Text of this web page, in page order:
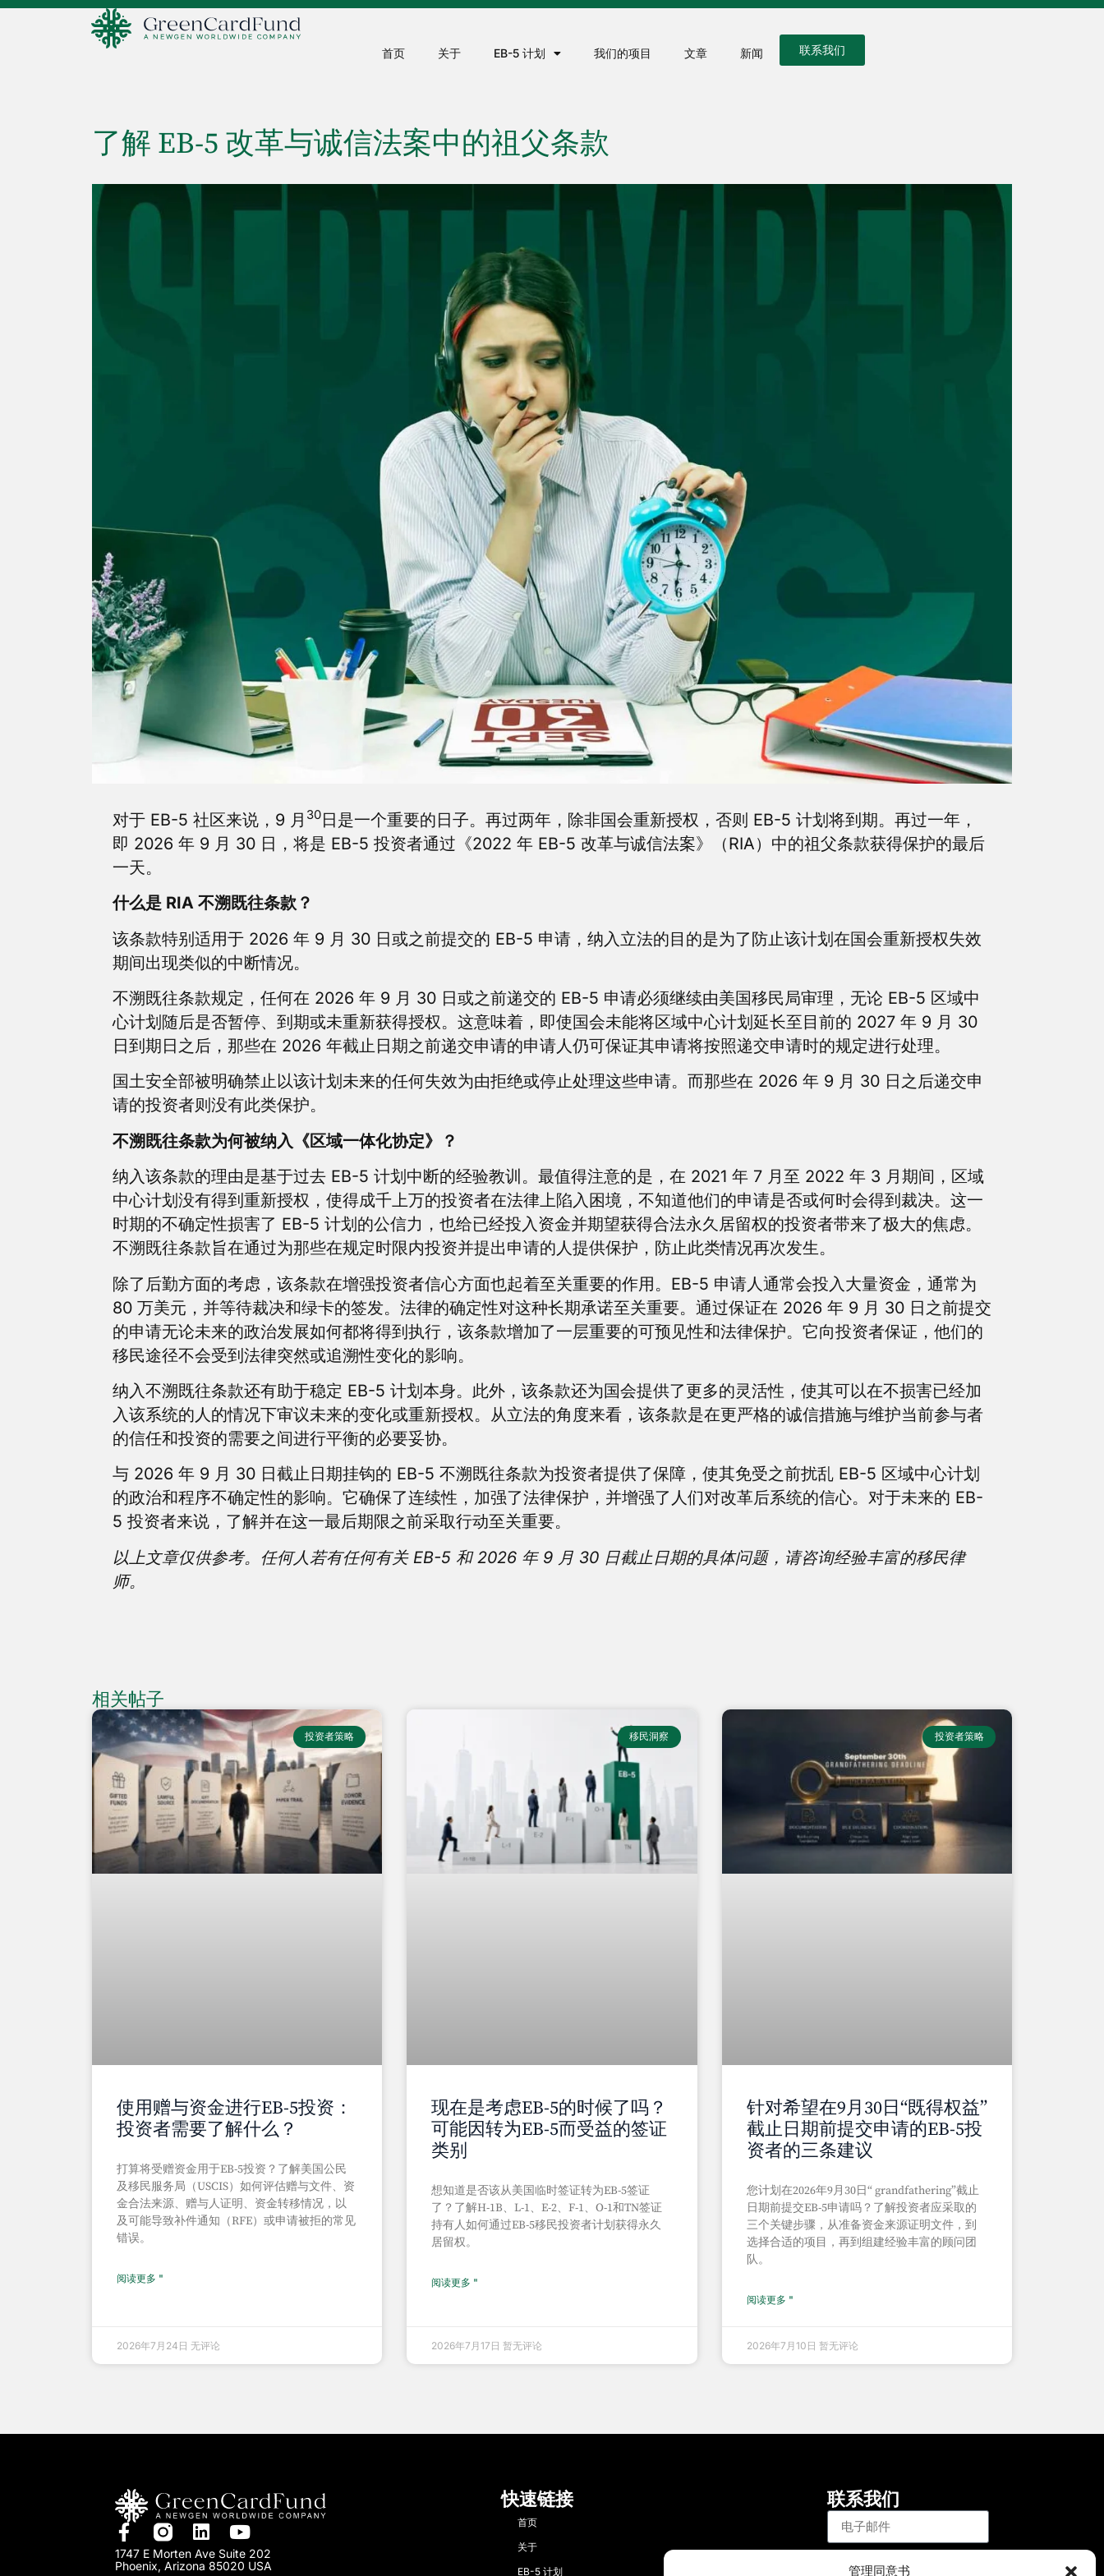
管理同意书
首页 关于 EB-5 计划 我们的项目 文章 新闻 联系我们
了解 EB-5 改革与诚信法案中的祖父条款
对于 EB-5 社区来说，9 月 30日是一个重要的日子。再过两年，除非国会重新授权，否则 EB-5 计划将到期。再过一年，
即 2026 年 9 月 30 日，将是 EB-5 投资者通过《2022 年 EB-5 改革与诚信法案》（RIA）中的祖父条款获得保护的最后
一天。
什么是 RIA 不溯既往条款？
该条款特别适用于 2026 年 9 月 30 日或之前提交的 EB-5 申请，纳入立法的目的是为了防止该计划在国会重新授权失效
期间出现类似的中断情况。
不溯既往条款规定，任何在 2026 年 9 月 30 日或之前递交的 EB-5 申请必须继续由美国移民局审理，无论 EB-5 区域中
心计划随后是否暂停、到期或未重新获得授权。这意味着，即使国会未能将区域中心计划延长至目前的 2027 年 9 月 30
日到期日之后，那些在 2026 年截止日期之前递交申请的申请人仍可保证其申请将按照递交申请时的规定进行处理。
国土安全部被明确禁止以该计划未来的任何失效为由拒绝或停止处理这些申请。而那些在 2026 年 9 月 30 日之后递交申
请的投资者则没有此类保护。
不溯既往条款为何被纳入《区域一体化协定》？
纳入该条款的理由是基于过去 EB-5 计划中断的经验教训。最值得注意的是，在 2021 年 7 月至 2022 年 3 月期间，区域
中心计划没有得到重新授权，使得成千上万的投资者在法律上陷入困境，不知道他们的申请是否或何时会得到裁决。这一
时期的不确定性损害了 EB-5 计划的公信力，也给已经投入资金并期望获得合法永久居留权的投资者带来了极大的焦虑。
不溯既往条款旨在通过为那些在规定时限内投资并提出申请的人提供保护，防止此类情况再次发生。
除了后勤方面的考虑，该条款在增强投资者信心方面也起着至关重要的作用。EB-5 申请人通常会投入大量资金，通常为
80 万美元，并等待裁决和绿卡的签发。法律的确定性对这种长期承诺至关重要。通过保证在 2026 年 9 月 30 日之前提交
的申请无论未来的政治发展如何都将得到执行，该条款增加了一层重要的可预见性和法律保护。它向投资者保证，他们的
移民途径不会受到法律突然或追溯性变化的影响。
纳入不溯既往条款还有助于稳定 EB-5 计划本身。此外，该条款还为国会提供了更多的灵活性，使其可以在不损害已经加
入该系统的人的情况下审议未来的变化或重新授权。从立法的角度来看，该条款是在更严格的诚信措施与维护当前参与者
的信任和投资的需要之间进行平衡的必要妥协。
与 2026 年 9 月 30 日截止日期挂钩的 EB-5 不溯既往条款为投资者提供了保障，使其免受之前扰乱 EB-5 区域中心计划
的政治和程序不确定性的影响。它确保了连续性，加强了法律保护，并增强了人们对改革后系统的信心。对于未来的 EB-
5 投资者来说，了解并在这一最后期限之前采取行动至关重要。
以上文章仅供参考。任何人若有任何有关 EB-5 和 2026 年 9 月 30 日截止日期的具体问题，请咨询经验丰富的移民律
师。
相关帖子
投资者策略
使用赠与资金进行EB-5投资：
投资者需要了解什么？
打算将受赠资金用于EB-5投资？了解美国公民
及移民服务局（USCIS）如何评估赠与文件、资
金合法来源、赠与人证明、资金转移情况，以
及可能导致补件通知（RFE）或申请被拒的常见
错误。
阅读更多 "
2026年7月24日 无评论
移民洞察
现在是考虑EB-5的时候了吗？
可能因转为EB-5而受益的签证
类别
想知道是否该从美国临时签证转为EB-5签证
了？了解H-1B、L-1、E-2、F-1、O-1和TN签证
持有人如何通过EB-5移民投资者计划获得永久
居留权。
阅读更多 "
2026年7月17日暂无评论
投资者策略
针对希望在9月30日“既得权益”
截止日期前提交申请的EB-5投
资者的三条建议
您计划在2026年9月30日“ grandfathering”截止
日期前提交EB-5申请吗？了解投资者应采取的
三个关键步骤，从准备资金来源证明文件，到
选择合适的项目，再到组建经验丰富的顾问团
队。
阅读更多 "
2026年7月10日 暂无评论
1747 E Morten Ave Suite 202
Phoenix, Arizona 85020 USA
快速链接
首页
关于
EB-5 计划
联系我们
注册